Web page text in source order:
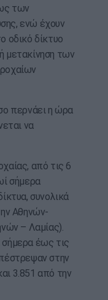
των
ενώ έχουν
οδικό δίκτυο
μετακίνηση των
περνάει η ώρα
να
από τις 6
σήμερα
συνολικά
Αθηνών-
– Λαμίας).
έως τις
στην
3.851 από την